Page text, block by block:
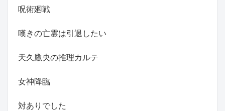
呪術廻戦
嘆きの亡霊は引退したい
天久鷹央の推理カルテ
女神降臨
対ありでした